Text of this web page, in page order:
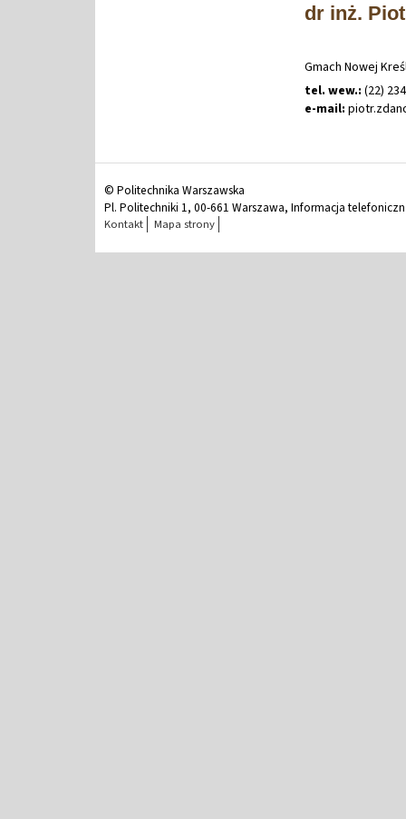
dr inż.
Gmach Nowej
tel. wew.: (22)
e-mail: piotr.
© Politechnika Warszawska
Pl. Politechniki 1, 00-661 Warszawa, Informacja
Kontakt Mapa strony